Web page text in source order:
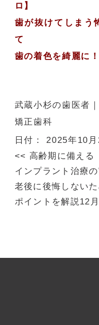
ロ】
歯が抜けてしまう
て
歯の着色を綺麗に
武蔵小杉の歯医者
矯正歯科
日付： 2025年10月
<< 高齢期に備える
インプラント治療の
老後に後悔しない
ポイントを解説 12